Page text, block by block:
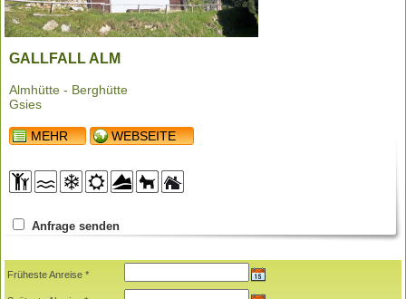
GALLFALL ALM
Almhütte - Berghütte
Gsies
MEHR WEBSEITE
Anfrage senden
Früheste Anreise *